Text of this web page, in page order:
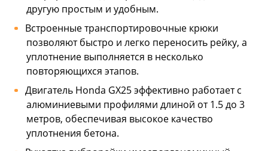
другую простым и удобным.
Встроенные транспортировочные крюки
позволяют быстро и легко переносить рейку, а
уплотнение выполняется в несколько
повторяющихся этапов.
Двигатель Honda GX25 эффективно работает с
алюминиевыми профилями длиной от 1.5 до 3
метров, обеспечивая высокое качество
уплотнения бетона.